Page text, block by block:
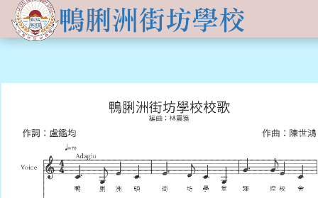
關於
行政架構
學校成員
品德培育
小一適應
潛能發展
資訊及活動
交流活動
活動相集
學校支援摘要
School Support Summary
入學申請
聯絡我們